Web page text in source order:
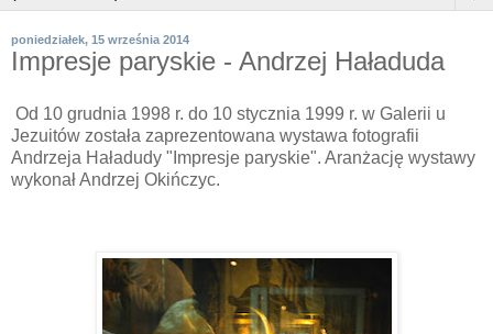
poniedziałek, 15 września 2014
Impresje paryskie - Andrzej Haładuda
Od 10 grudnia 1998 r. do 10 stycznia 1999 r. w Galerii u
Jezuitów została zaprezentowana wystawa fotografii
Andrzeja Haładudy "Impresje paryskie". Aranżację wystawy
wykonał Andrzej Okińczyc.